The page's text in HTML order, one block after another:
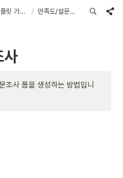
캐치시큐 템플릿 가이드 / 만족도/설문조사
사
조사 폼을 생성하는 방법입니